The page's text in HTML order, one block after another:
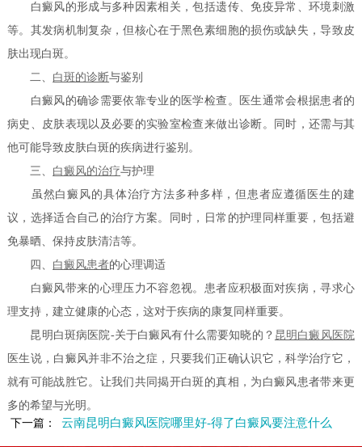
白癜风的形成与多种因素相关，包括遗传、免疫异常、环境刺激
等。其发病机制复杂，但核心在于黑色素细胞的损伤或缺失，导致皮
肤出现白斑。
二、 白斑的诊断与鉴别
白癜风的确诊需要依靠专业的医学检查。医生通常会根据患者的
病史、皮肤表现以及必要的实验室检查来做出诊断。同时，还需与其
他可能导致皮肤白斑的疾病进行鉴别。
三、 白癜风的治疗与护理
虽然白癜风的具体治疗方法多种多样，但患者应遵循医生的建
议，选择适合自己的治疗方案。同时，日常的护理同样重要，包括避
免暴晒、保持皮肤清洁等。
四、 白癜风患者的心理调适
白癜风带来的心理压力不容忽视。患者应积极面对疾病，寻求心
理支持，建立健康的心态，这对于疾病的康复同样重要。
昆明白斑病医院-关于白癜风有什么需要知晓的？ 昆明白癜风医院
医生说，白癜风并非不治之症，只要我们正确认识它，科学治疗它，
就有可能战胜它。让我们共同揭开白斑的真相，为白癜风患者带来更
多的希望与光明。
下一篇：
云南昆明白癜风医院哪里好-得了白癜风要注意什么